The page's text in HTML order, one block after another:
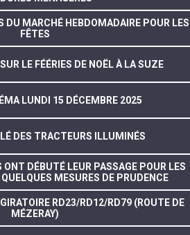
DU MARCHÉ HEBDOMADAIRE POUR LES
FÊTES
LE FÉÉRIES DE NOËL À LA SUZE
LUNDI 15 DÉCEMBRE 2025
DES TRACTEURS ILLUMINÉS
DÉBUTÉ LEUR PASSAGE POUR LES
MESURES DE PRUDENCE
RD23/RD12/RD79 (ROUTE DE
MÉZERAY)